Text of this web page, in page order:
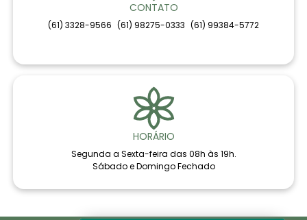
CONTATO
(61) 3328-9566 (61) 98275-0333 (61) 99384-5772
HORÁRIO
Segunda a Sexta-feira das 08h às 19h.
Sábado e Domingo Fechado